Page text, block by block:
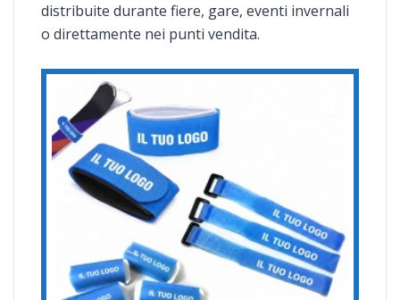
distribuite durante fiere, gare, eventi invernali
o direttamente nei punti vendita.